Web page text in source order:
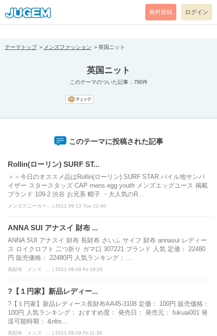
[pear_error: message="Success" code=0 mode=return level=notice
prefix="" info=""]
無料登録 ログイン
テーマトップ メンズファッション 英国ニット
英国ニット
このテーマのついた記事：790件
このテーマに投稿された記事
Rollin(ローリン) SURF ST...
＞＞今日のオススメ品はRollin(ローリン) SURF STAR パイル地サンバ
イザー スタースタッズ CAP mens egg youth メンズエッグユース 掲載
ブランド 109-2 渋谷 お兄系 帽子 ・大人気のR...
メンズスニーカー... | 2011.09.13 Tue 22:40
ANNA SUI アナスイ 財布 ...
ANNA SUI アナスイ 財布 長財布 さいふ サイフ 財布 annasui レディー
ス ロイクロフト 二つ折り ガマ口 307221 ブランド 人気 定価： 22480
円 販売価格： 22480円 人気ランキング： ...
長財布 メンズ ... | 2011.09.09 Fri 18:29
?【１円家】新品レディー...
?【１円家】新品レディース長財布AA45-3108 定価： 100円 販売価格：
100円 人気ランキング： おすすめ度： 発売日： 発売元： fukuai001 発
送可能時期： &nbs...
長財布 メンズ ... | 2011.09.09 Fri 11:39